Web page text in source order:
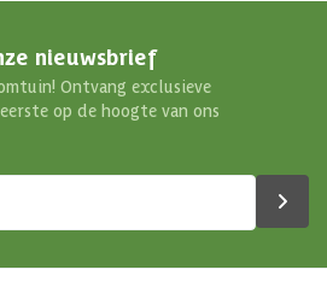
nieuwsbrief
Ontvang exclusieve
op de hoogte van ons